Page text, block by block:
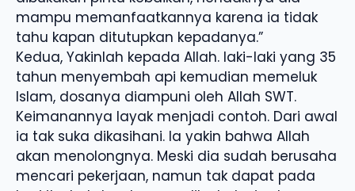
mampu memanfaatkannya karena ia tidak
tahu kapan ditutupkan kepadanya.”
Kedua, Yakinlah kepada Allah. laki-laki yang 35
tahun menyembah api kemudian memeluk
Islam, dosanya diampuni oleh Allah SWT.
Keimanannya layak menjadi contoh. Dari awal
ia tak suka dikasihani. Ia yakin bahwa Allah
akan menolongnya. Meski dia sudah berusaha
mencari pekerjaan, namun tak dapat pada